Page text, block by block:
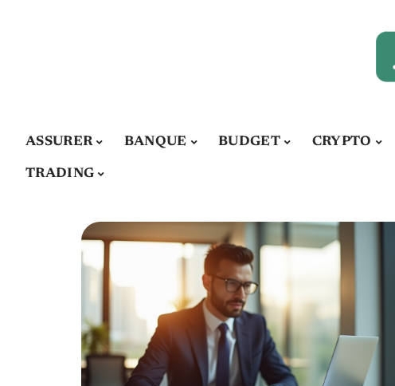
ASSURER BANQUE BUDGET CRYPTO
TRADING